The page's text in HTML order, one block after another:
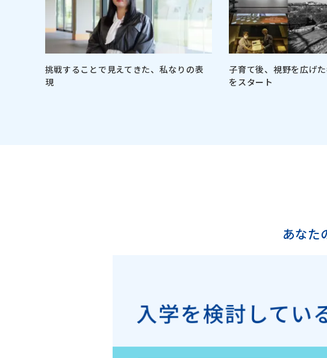
挑戦することで見えてきた、私なりの表
現
子育て後、視野を広げ
をスタート
あなた